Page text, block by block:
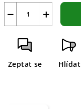
+
−
Zeptat se Hlídat